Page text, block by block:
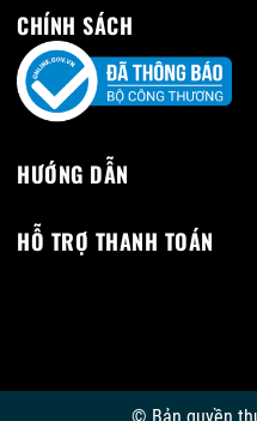
CHÍNH SÁCH
HƯỚNG DẪN
HỖ TRỢ THANH TOÁN